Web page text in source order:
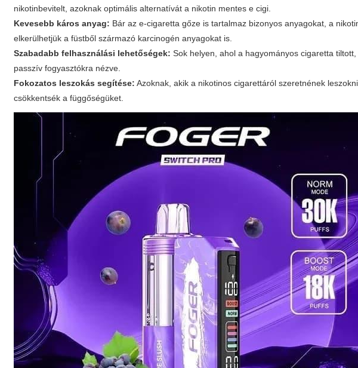
nikotinbevitelt, azoknak optimális alternatívát a nikotin mentes e cigi
Kevesebb káros anyag: Bár az e-cigaretta gőze is tartalmaz bizonyos anyagokat, a
elkerülhetjük a füstből származó karcinogén anyagokat is.
Szabadabb felhasználási lehetőségek: Sok helyen, ahol a hagyományos cigaretta
passzív fogyasztókra nézve.
Fokozatos leszokás segítése: Azoknak, akik a nikotinos cigarettáról szeretnének
csökkentsék a függőségüket.